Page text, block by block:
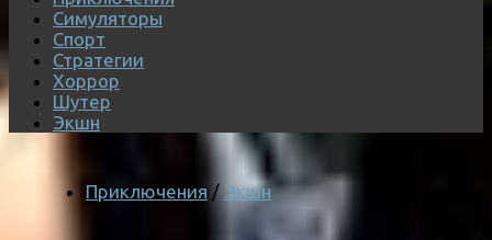
Симуляторы
Спорт
Стратегии
Хоррор
Шутер
Экшн
Приключения / Экшн